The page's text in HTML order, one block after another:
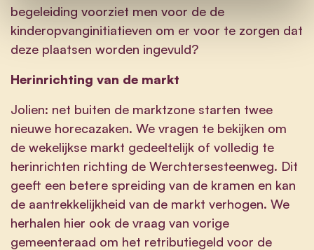
begeleiding voorziet men voor de de
kinderopvanginitiatieven om er voor te zorgen dat
deze plaatsen worden ingevuld?
Herinrichting van de markt
Jolien: net buiten de marktzone starten twee
nieuwe horecazaken. We vragen te bekijken om
de wekelijkse markt gedeeltelijk of volledig te
herinrichten richting de Werchtersesteenweg. Dit
geeft een betere spreiding van de kramen en kan
de aantrekkelijkheid van de markt verhogen. We
herhalen hier ook de vraag van vorige
gemeenteraad om het retributiegeld voor de